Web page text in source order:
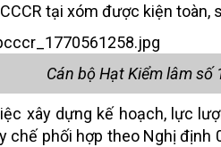
tại xóm được kiện
Cán bộ Hạt Kiểm lâm số
xây dựng kế hoạch, lực
chế phối hợp theo Nghị